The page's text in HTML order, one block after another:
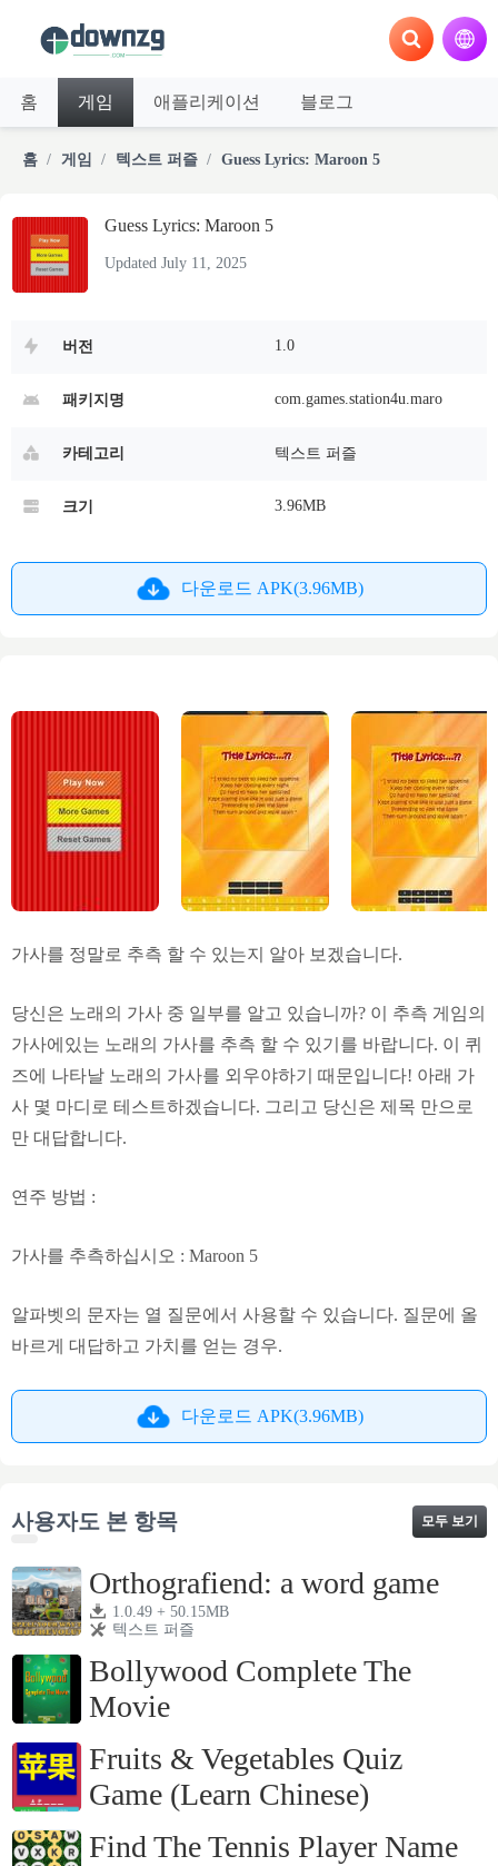
홈 게임 애플리케이션 블로그
홈 게임 텍스트 퍼즐 Guess Lyrics: Maroon 5
Guess Lyrics: Maroon 5
Updated July 11, 2025
버전 1.0
패키지명 com.games.station4u.maro
카테고리 텍스트 퍼즐
크기 3.96MB
다운로드 APK(3.96MB)
가사를 정말로 추측 할 수 있는지 알아 보겠습니다.
당신은 노래의 가사 중 일부를 알고 있습니까? 이 추측 게임의
가사에있는 노래의 가사를 추측 할 수 있기를 바랍니다. 이 퀴
즈에 나타날 노래의 가사를 외우야하기 때문입니다! 아래 가
사 몇 마디로 테스트하겠습니다. 그리고 당신은 제목 만으로
만 대답합니다.
연주 방법 :
가사를 추측하십시오 : Maroon 5
알파벳의 문자는 열 질문에서 사용할 수 있습니다. 질문에 올
바르게 대답하고 가치를 얻는 경우.
다운로드 APK(3.96MB)
사용자도 본 항목 모두 보기
Orthografiend: a word game
1.0.49 + 50.15MB
텍스트 퍼즐
Bollywood Complete The
Movie
Fruits & Vegetables Quiz
Game (Learn Chinese)
Find The Tennis Player Name